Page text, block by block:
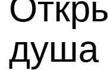
душа